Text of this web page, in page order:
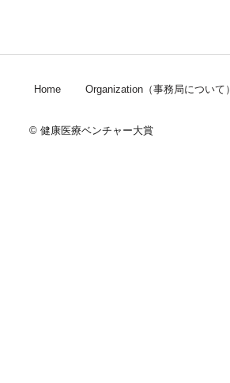
Home Organization（事務局について）
© 健康医療ベンチャー大賞